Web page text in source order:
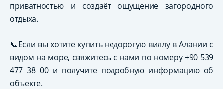
приватностью и создаёт ощущение загородного
отдыха.
📞Если вы хотите купить недорогую виллу в Алании с
видом на море, свяжитесь с нами по номеру +90 539
477 38 00 и получите подробную информацию об
объекте.